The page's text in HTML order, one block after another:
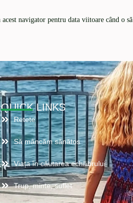
navigator pentru data viitoare când o
QUICK LINKS
Retete
Să mâncăm sănătos
Viața în căutarea echilibrului
Trup, minte, suflet